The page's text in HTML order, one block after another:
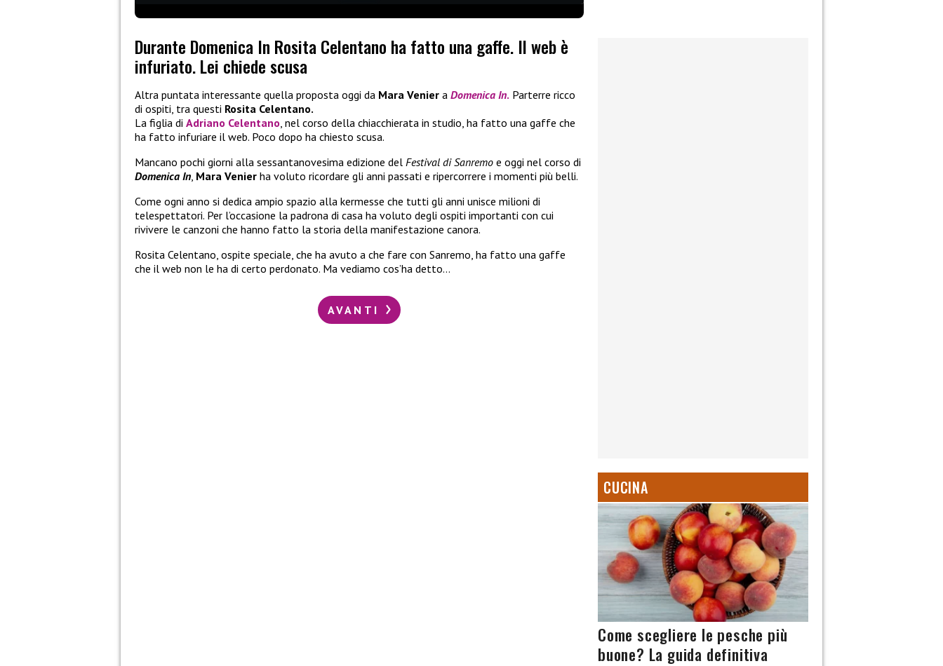
Durante Domenica In Rosita Celentano ha fatto una gaffe. Il web è
infuriato. Lei chiede scusa
Altra puntata interessante quella proposta oggi da Mara Venier a Domenica In. Parterre ricco
di ospiti, tra questi Rosita Celentano.
La figlia di Adriano Celentano, nel corso della chiacchierata in studio, ha fatto una gaffe che
ha fatto infuriare il web. Poco dopo ha chiesto scusa.
Mancano pochi giorni alla sessantanovesima edizione del Festival di Sanremo e oggi nel corso di
Domenica In, Mara Venier ha voluto ricordare gli anni passati e ripercorrere i momenti più belli.
Come ogni anno si dedica ampio spazio alla kermesse che tutti gli anni unisce milioni di
telespettatori. Per l’occasione la padrona di casa ha voluto degli ospiti importanti con cui
rivivere le canzoni che hanno fatto la storia della manifestazione canora.
Rosita Celentano, ospite speciale, che ha avuto a che fare con Sanremo, ha fatto una gaffe
che il web non le ha di certo perdonato. Ma vediamo cos’ha detto…
AVANTI
CUCINA
Come scegliere le pesche più
buone? La guida definitiva